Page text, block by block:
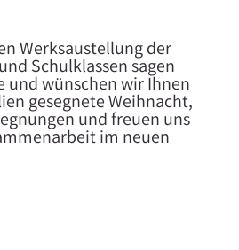
Werksaustellung der
Schulklassen sagen
und wünschen wir Ihnen
gesegnete Weihnacht,
und freuen uns
im neuen